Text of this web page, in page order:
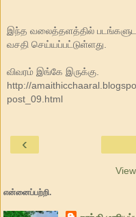
இந்த வலைத்தளத்தில்
வசதி செய்யப்பட்டுள்ளது.
விவரம் இங்கே இருக்கு.
http://
post_09.html
‹
என்னைப்பற்றி.